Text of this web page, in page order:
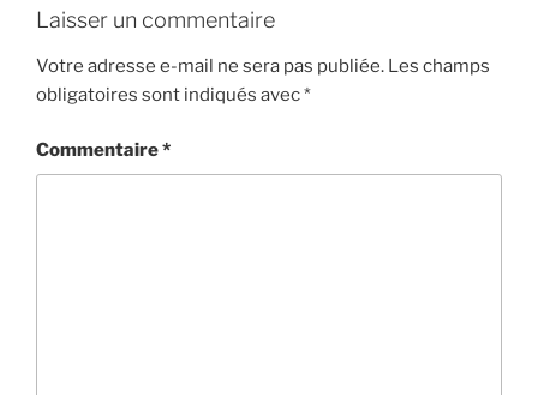
Laisser un commentaire
Votre adresse e-mail ne sera pas publiée. Les champs
obligatoires sont indiqués avec*
Commentaire*